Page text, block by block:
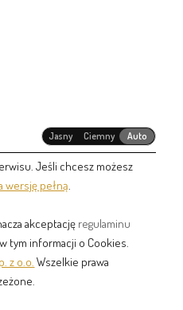
Jasny Ciemny Auto
Jeśli chcesz możesz
wersję pełną
akceptację regulaminu
w tym informacji o Cookies.
z o.o. Wszelkie prawa